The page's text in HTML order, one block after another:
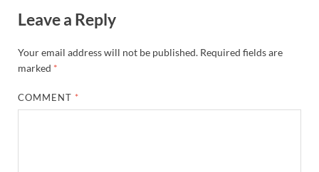
Leave a Reply
Your email address will not be published. Required fields are
marked *
COMMENT *